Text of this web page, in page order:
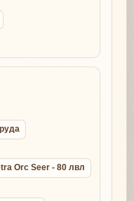
Orc Seer - 80 лвл